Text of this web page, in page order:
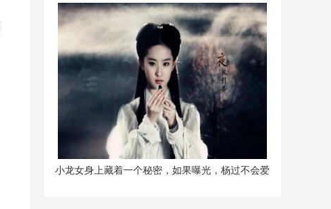
​小龙女身上藏着一个秘密，如果曝光，杨过不会爱